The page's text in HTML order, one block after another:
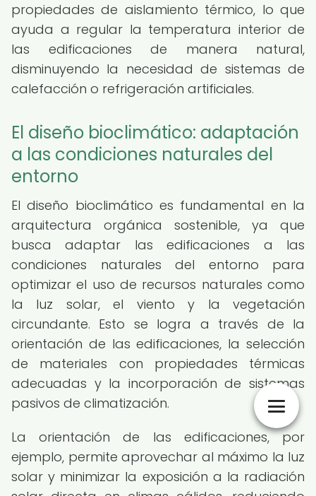
propiedades de aislamiento térmico, lo que
ayuda a regular la temperatura interior de
las edificaciones de manera natural,
disminuyendo la necesidad de sistemas de
calefacción o refrigeración artificiales.
El diseño bioclimático: adaptación
a las condiciones naturales del
entorno
El diseño bioclimático es fundamental en la
arquitectura orgánica sostenible, ya que
busca adaptar las edificaciones a las
condiciones naturales del entorno para
optimizar el uso de recursos naturales como
la luz solar, el viento y la vegetación
circundante. Esto se logra a través de la
orientación de las edificaciones, la selección
de materiales con propiedades térmicas
adecuadas y la incorporación de sistemas
pasivos de climatización.
La orientación de las edificaciones, por
ejemplo, permite aprovechar al máximo la luz
solar y minimizar la exposición a la radiación